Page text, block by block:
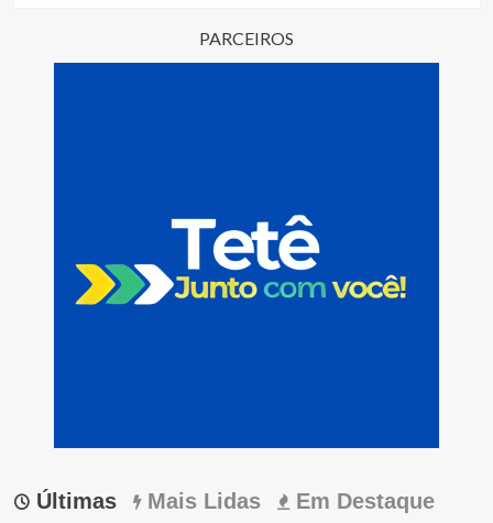
PARCEIROS
Últimas Mais Lidas Em Destaque